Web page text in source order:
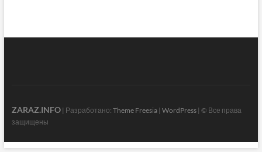
ZARAZ.INFO| Разработано: Theme Freesia| WordPress| © Все права
защищены